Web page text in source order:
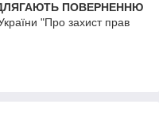
ПОВЕРНЕННЮ
"Про захист прав